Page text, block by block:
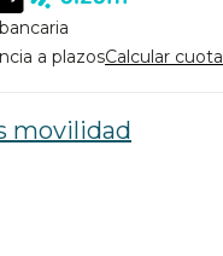
a plazosCalcular cuota
movilidad